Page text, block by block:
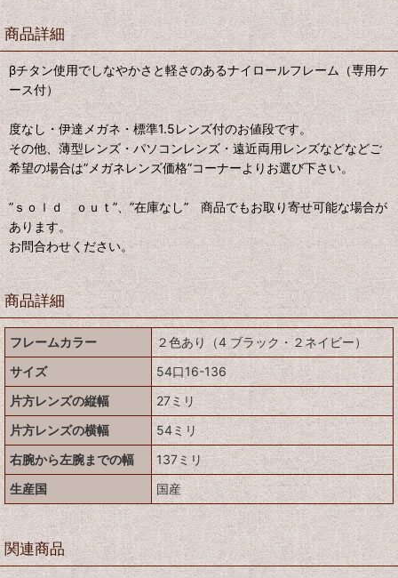
商品詳細
βチタン使用でしなやかさと軽さのあるナイロールフレーム（専用ケ
ース付）
度なし・伊達メガネ・標準1.5レンズ付のお値段です。
その他、薄型レンズ・パソコンレンズ・遠近両用レンズなどなどご
希望の場合は”メガネレンズ価格”コーナーよりお選び下さい。
”ｓｏｌｄ ｏｕｔ”、”在庫なし” 商品でもお取り寄せ可能な場合が
あります。
お問合わせください。
商品詳細
フレームカラー
２色あり（4 ブラック・２ネイビー）
サイズ
54口16-136
片方レンズの縦幅
27ミリ
片方レンズの横幅
54ミリ
右腕から左腕までの幅
137ミリ
生産国
国産
関連商品